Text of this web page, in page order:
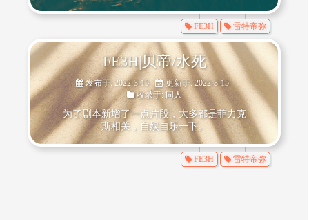
Fall》→《永恒与一日》→《死于水》 封面
图为实体本的外封 章节页插图作者：棠无叶
眩晕/SCHWINDEL GEFUHLE 苦月亮/
FE3H 雷特帝弥
FE3H|贝帝/水死
发布于: 2022-3-15
更新于: 2022-3-15
收录于:同人
为了剧本新增了一点片段，大多都是菲力克
斯相关，自娱自乐一下。
FE3H 雷特帝弥